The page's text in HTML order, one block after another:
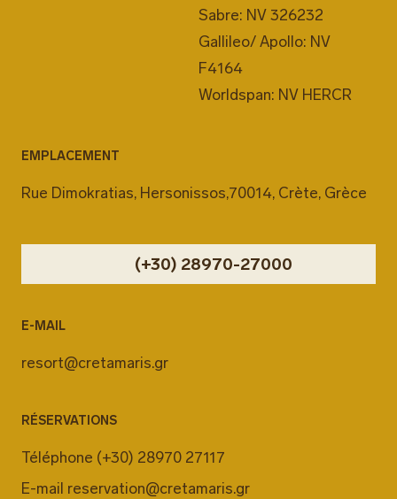
Sabre: NV 326232
Gallileo/ Apollo: NV
F4164
Worldspan: NV HERCR
EMPLACEMENT
Rue Dimokratias, Hersonissos,70014, Crète, Grèce
(+30) 28970-27000
E-MAIL
resort@cretamaris.gr
RÉSERVATIONS
Téléphone (+30) 28970 27117
E-mail reservation@cretamaris.gr